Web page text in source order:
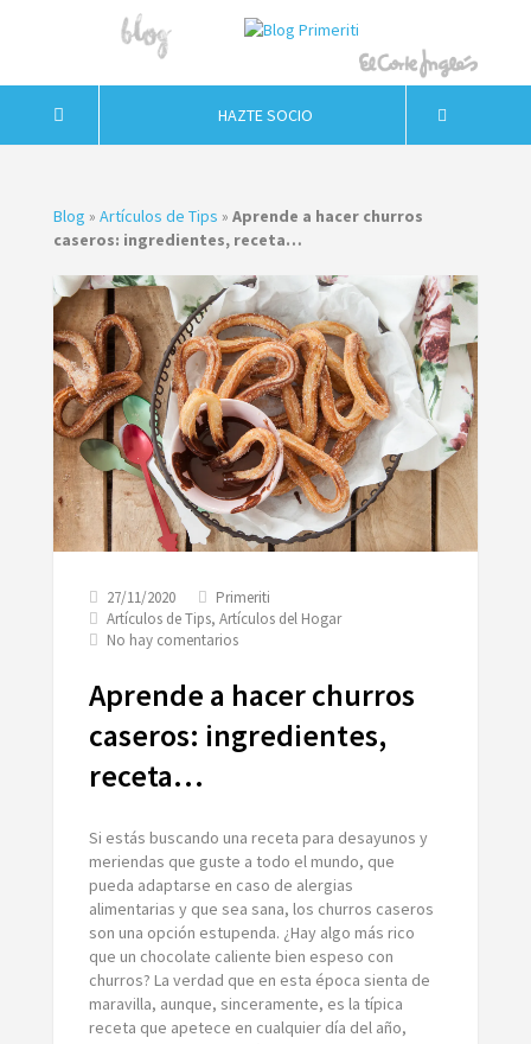
HAZTE SOCIO
Blog » Artículos de Tips » Aprende a hacer churros
caseros: ingredientes, receta…
27/11/2020
Primeriti
Artículos de Tips, Artículos del Hogar
No hay comentariosen
a
hacer
caseros:
Aprende a hacer churros
caseros: ingredientes,
receta…
Si estás buscando una receta para desayunos y
meriendas que guste a todo el mundo, que
pueda adaptarse en caso de alergias
alimentarias y que sea sana, los churros caseros
son una opción estupenda. ¿Hay algo más rico
que un chocolate caliente bien espeso con
churros? La verdad que en esta época sienta de
maravilla, aunque, sinceramente, es la típica
receta que apetece en cualquier día del año,